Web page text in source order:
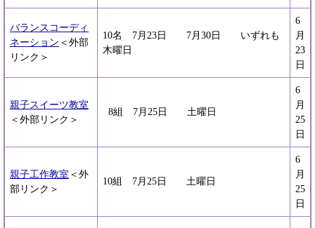
バランスコーディ
ネーション ＜外部
リンク＞
10名 7月23日 7月30日 いずれも
木曜日
6
月
23
日
親子スイーツ教室
＜外部リンク＞
8組 7月25日 土曜日
6
月
25
日
親子工作教室 ＜外
部リンク＞
10組 7月25日 土曜日
6
月
25
日